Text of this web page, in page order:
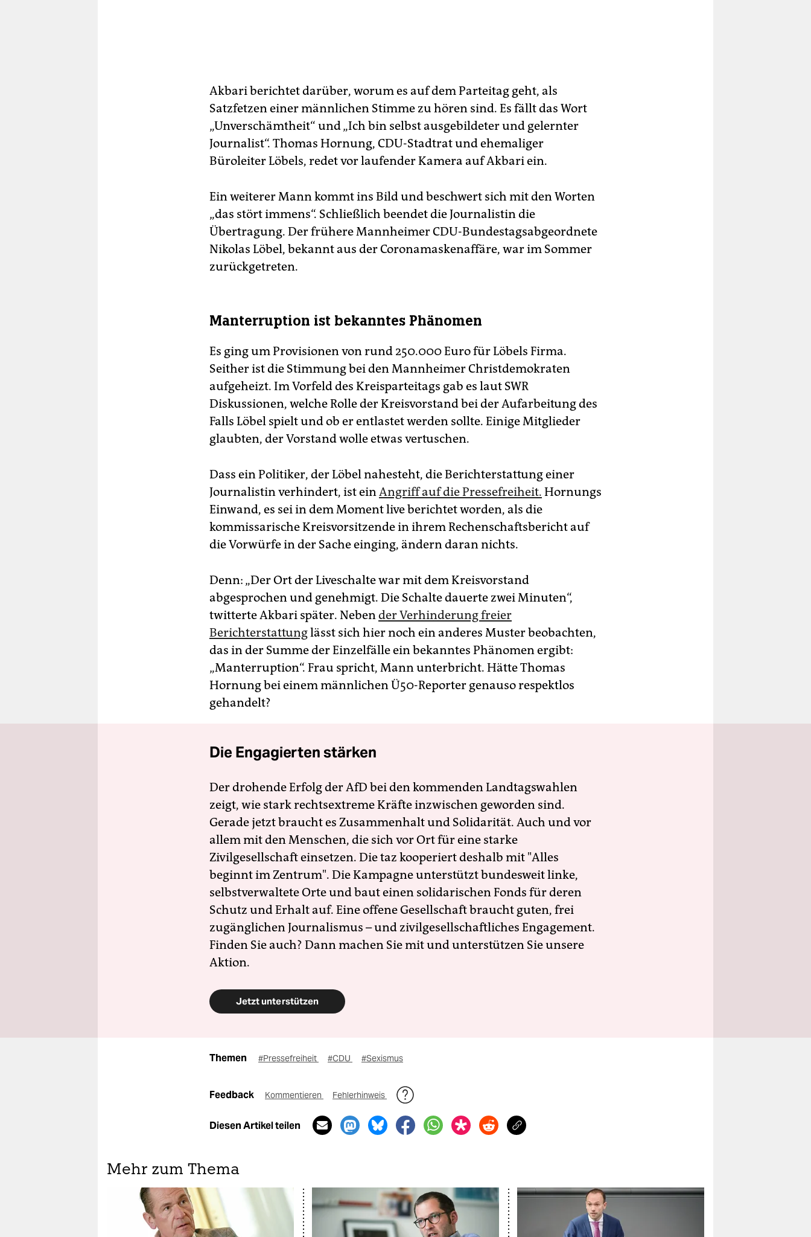
Akbari berichtet darüber, worum es auf dem Parteitag geht, als
Satzfetzen einer männlichen Stimme zu hören sind. Es fällt das Wort
„Unverschämtheit“ und „Ich bin selbst ausgebildeter und gelernter
Journalist“. Thomas Hornung, CDU-Stadtrat und ehemaliger
Büroleiter Löbels, redet vor laufender Kamera auf Akbari ein.
Ein weiterer Mann kommt ins Bild und beschwert sich mit den Worten
„das stört immens“. Schließlich beendet die Journalistin die
Übertragung. Der frühere Mannheimer CDU-Bundestagsabgeordnete
Nikolas Löbel, bekannt aus der Coronamaskenaffäre, war im Sommer
zurückgetreten.
Manterruption ist bekanntes Phänomen
Es ging um Provisionen von rund 250.000 Euro für Löbels Firma.
Seither ist die Stimmung bei den Mannheimer Christdemokraten
aufgeheizt. Im Vorfeld des Kreisparteitags gab es laut SWR
Diskussionen, welche Rolle der Kreisvorstand bei der Aufarbeitung des
Falls Löbel spielt und ob er entlastet werden sollte. Einige Mitglieder
glaubten, der Vorstand wolle etwas vertuschen.
Dass ein Politiker, der Löbel nahesteht, die Berichterstattung einer
Journalistin verhindert, ist einAngriff auf die Pressefreiheit. Hornungs
Einwand, es sei in dem Moment live berichtet worden, als die
kommissarische Kreisvorsitzende in ihrem Rechenschaftsbericht auf
die Vorwürfe in der Sache einging, ändern daran nichts.
Denn: „Der Ort der Liveschalte war mit dem Kreisvorstand
abgesprochen und genehmigt. Die Schalte dauerte zwei Minuten“,
twitterte Akbari später. Nebender Verhinderung freier
Berichterstattunglässt sich hier noch ein anderes Muster beobachten,
das in der Summe der Einzelfälle ein bekanntes Phänomen ergibt:
„Manterruption“. Frau spricht, Mann unterbricht. Hätte Thomas
Hornung bei einem männlichen Ü50-Reporter genauso respektlos
gehandelt?
Die Engagierten stärken
Der drohende Erfolg der AfD bei den kommenden Landtagswahlen
zeigt, wie stark rechtsextreme Kräfte inzwischen geworden sind.
Gerade jetzt braucht es Zusammenhalt und Solidarität. Auch und vor
allem mit den Menschen, die sich vor Ort für eine starke
Zivilgesellschaft einsetzen. Die taz kooperiert deshalb mit "Alles
beginnt im Zentrum". Die Kampagne unterstützt bundesweit linke,
selbstverwaltete Orte und baut einen solidarischen Fonds für deren
Schutz und Erhalt auf. Eine offene Gesellschaft braucht guten, frei
zugänglichen Journalismus – und zivilgesellschaftliches Engagement.
Finden Sie auch? Dann machen Sie mit und unterstützen Sie unsere
Aktion.
Jetzt unterstützen
Themen #Pressefreiheit #CDU #Sexismus
Feedback Kommentieren Fehlerhinweis
Diesen Artikel teilen
Mehr zum Thema